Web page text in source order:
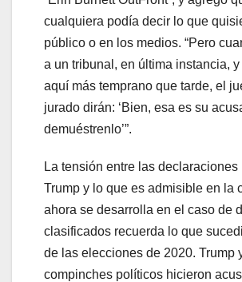
cualquiera podía decir lo que
público o en los medios. “Pero
a un tribunal, en última instancia,
aquí más temprano que tarde, el
jurado dirán: ‘Bien, esa es su
demuéstrenlo’”.
La tensión entre las
Trump y lo que es admisible en la
ahora se desarrolla en el caso de
clasificados recuerda lo que
de las elecciones de 2020. Trump
compinches políticos hicieron